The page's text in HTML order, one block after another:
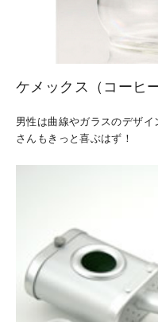
ケメックス（コーヒ
男性は曲線やガラスのデザ
さんもきっと喜ぶはず！